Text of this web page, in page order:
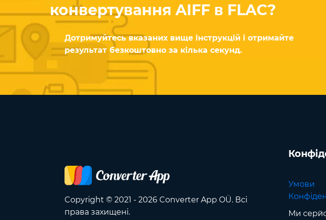
конвертування AIFF в FLAC?
Дотримуйтесь вказаних вище інструкцій і отримайте
результат безкоштовно за кілька секунд.
Copyright © 2021 - 2026 Converter App OÜ. Всі
права захищені.
Умови
Ми